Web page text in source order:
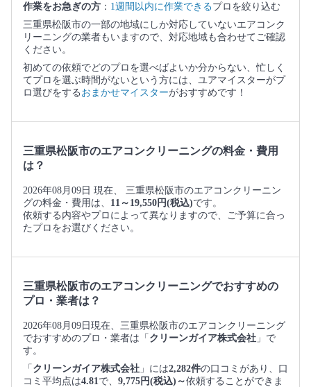
作業をお急ぎの方 ： 1週間以内に作業できるプロを絞り込む
三重県松阪市の一部の地域にしか対応していないエアコンク
リーニングの業者もいますので、対応地域も合わせてご確認
ください。
初めての依頼でどのプロを選べばよいか分からない、忙しく
てプロを選ぶ時間がないという方には、ユアマイスターがプ
ロ選びをする おまかせマイスターがおすすめです！
三重県松阪市のエアコンクリーニングの料金・費用
は？
2026年08月09日 現在、 三重県松阪市のエアコンクリーニン
グの料金・費用は、 11～19,550円(税込)です。
依頼する内容やプロによって異なりますので、ご予算に合っ
たプロをお選びください。
三重県松阪市のエアコンクリーニングでおすすめの
プロ・業者は？
2026年08月09日現在、三重県松阪市のエアコンクリーニング
でおすすめのプロ・業者は「 クリーンガイア株式会社 」で
す。
「 クリーンガイア株式会社 」には2,282件の口コミがあり、口
コミ平均点は4.81 で、 9,775円(税込)～依頼することができま